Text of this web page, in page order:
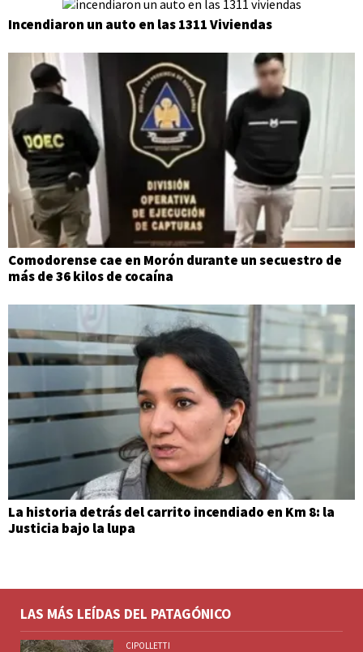
Incendiaron un auto en las 1311 Viviendas
Comodorense cae en Morón durante un secuestro de
más de 36 kilos de cocaína
La historia detrás del carrito incendiado en Km 8: la
Justicia bajo la lupa
LAS MÁS LEÍDAS DEL PATAGÓNICO
CIPOLLETTI